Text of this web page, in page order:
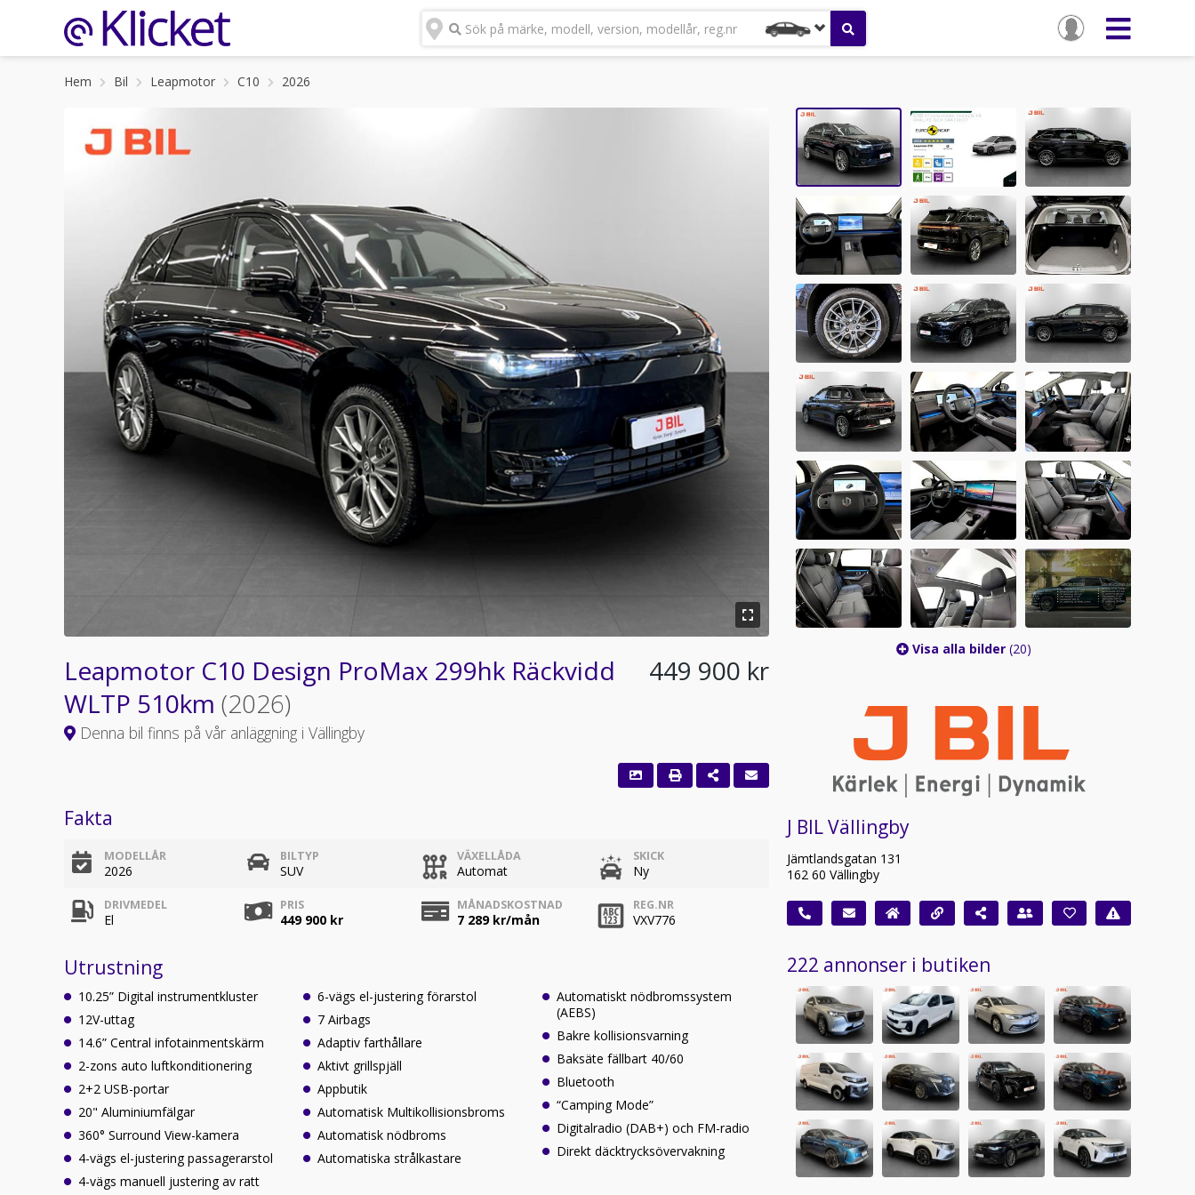
Sök på märke, modell, version, modellår, reg.nr
Hem Bil Leapmotor C10 2026
Leapmotor C10 Design ProMax 299hk Räckvidd
WLTP 510km (2026)
Denna bil finns på vår anläggning i Vällingby
449 900 kr
Fakta
MODELLÅR
2026
BILTYP
SUV
VÄXELLÅDA
Automat
SKICK
Ny
DRIVMEDEL
El
PRIS
449 900 kr
MÅNADSKOSTNAD
7 289kr/mån
REG.NR
VXV776
Utrustning
10.25” Digital instrumentkluster
12V-uttag
14.6” Central infotainmentskärm
2-zons auto luftkonditionering
2+2 USB-portar
20" Aluminiumfälgar
360° Surround View-kamera
4-vägs el-justering passagerarstol
4-vägs manuell justering av ratt
6-vägs el-justering förarstol
7 Airbags
Adaptiv farthållare
Aktivt grillspjäll
Appbutik
Automatisk Multikollisionsbroms
Automatisk nödbroms
Automatiska strålkastare
Automatiskt nödbromssystem
(AEBS)
Bakre kollisionsvarning
Baksäte fällbart 40/60
Bluetooth
“Camping Mode”
Digitalradio (DAB+) och FM-radio
Direkt däcktrycksövervakning
Visa alla bilder (20)
J BIL Vällingby
Jämtlandsgatan 131
162 60 Vällingby
222 annonser i butiken